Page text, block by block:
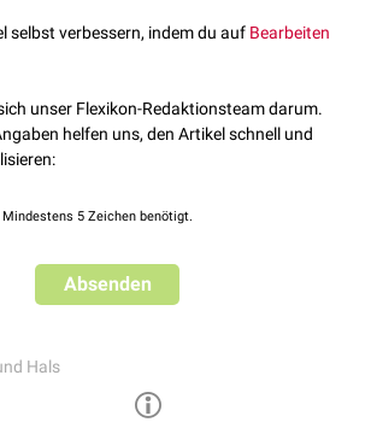
selbst verbessern, indem du auf Bearbeiten
unser Flexikon-Redaktionsteam darum.
helfen uns, den Artikel schnell und
5 Zeichen benötigt.
Absenden
Hals